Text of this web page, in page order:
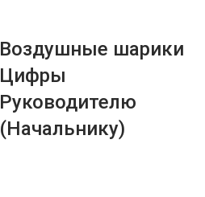
Воздушные шарики
Цифры
Руководителю
(Начальнику)